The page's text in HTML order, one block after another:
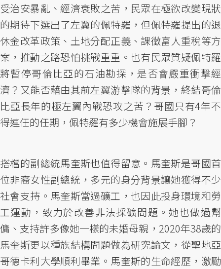
受治安暴亂、經濟衰敗之苦，民眾在極欲改變現狀
的期待下選出了左翼的佩特羅，但佩特羅提出的退
休金改革政策、土地分配正義、課徵富人重稅等方
案，推動之路恐怕挑戰重重。也有民眾質疑佩特羅
將暫停哥倫比亞的石油勘探，是否會嚴重衝擊經
濟？又能否藉由其前左翼游擊隊的背景，終結哥倫
比亞長年的極左翼內戰恐攻之苦？哥國只有4年不
得連任的任期，佩特羅有多少機會施展手腳？
搭檔的副總統馬奎斯也值得留意。馬奎斯是哥國首
位非裔女性副總統，多元的身分背景讓她獲得不少
社會支持。馬奎斯當過礦工，也因此投身環境和勞
工運動，致力於改善非法採礦問題。她也做過幫
傭、支持許多像她一樣的未婚母親，2020年38歲的
馬奎斯更以種族結構問題做為研究論文，從聖地亞
哥德卡利大學順利畢業。馬奎斯的生命經歷，激勵